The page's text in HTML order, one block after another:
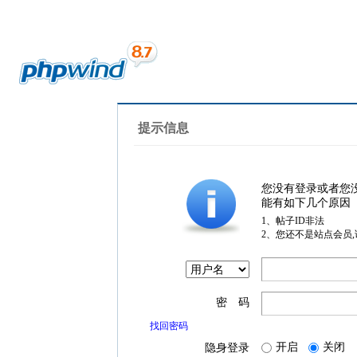
提示信息
您没有登录或者您
能有如下几个原因
1、帖子ID非法
2、您还不是站点会员
密 码
找回密码
隐身登录 开启 关闭